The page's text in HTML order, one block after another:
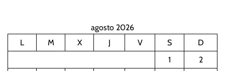
i
n
agosto 2026
L
M X J V S
D
1
2